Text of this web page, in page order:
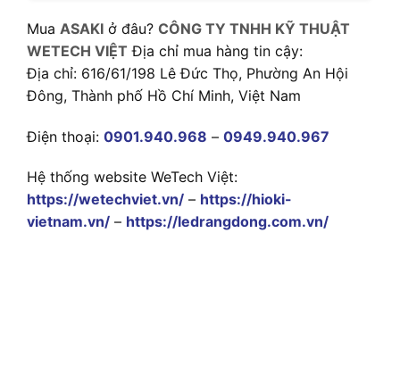
Mua ASAKI ở đâu? CÔNG TY TNHH KỸ THUẬT
WETECH VIỆT Địa chỉ mua hàng tin cậy:
Địa chỉ: 616/61/198 Lê Đức Thọ, Phường An Hội
Đông, Thành phố Hồ Chí Minh, Việt Nam
Điện thoại: 0901.940.968 – 0949.940.967
Hệ thống website WeTech Việt:
https://wetechviet.vn/ – https://hioki-
vietnam.vn/ – https://ledrangdong.com.vn/